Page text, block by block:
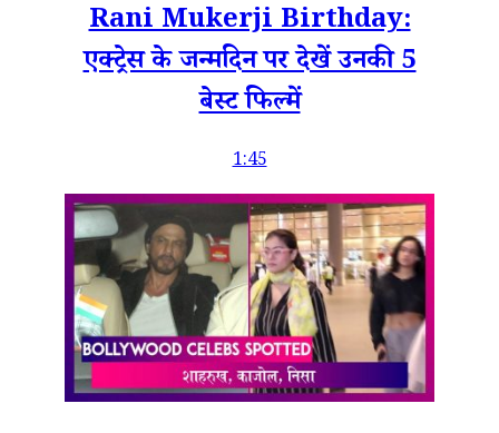
Rani Mukerji Birthday:
एक्ट्रेस के जन्मदिन पर देखें उनकी 5
बेस्ट फिल्में
1:45